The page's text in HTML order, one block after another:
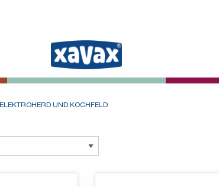
ELEKTROHERD UND KOCHFELD